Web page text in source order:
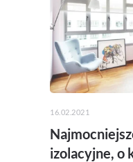
16.02.2021
izolacyjne, o